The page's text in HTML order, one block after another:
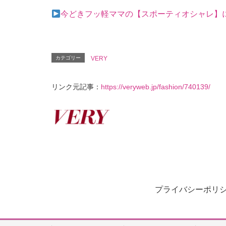
今どきフッ軽ママの【スポーティオシャレ】
カテゴリー VERY
リンク元記事： https://veryweb.jp/fashion/740139/
プライバシーポリ